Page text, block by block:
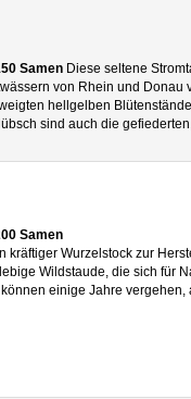
SamenDiese seltene
von Rhein und Donau
hellgelben
sind auch die
Samen
kräftiger Wurzelstock zur
Wildstaude, die sich für
einige Jahre vergehen,